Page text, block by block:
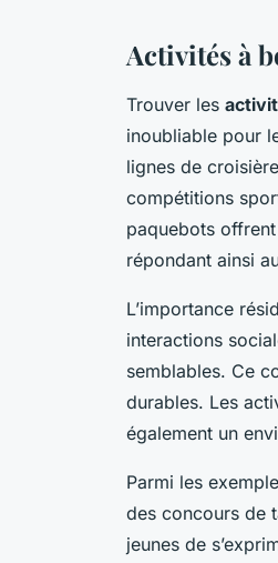
Activités à
Trouver les
inoubliable pour
lignes de
compétitions
paquebots
répondant ainsi
L’importance
interactions
semblables. Ce
durables. Les
également un
Parmi les
des concours de
jeunes de